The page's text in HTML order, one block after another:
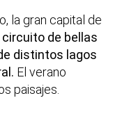
la gran capital de
circuito de bellas
distintos lagos
El verano
paisajes.